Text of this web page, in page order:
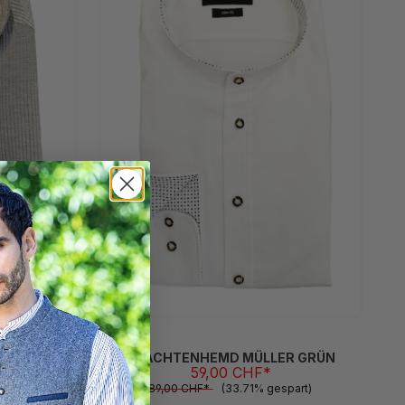
OLIV TRACHTENHEMD MÜLLER GRÜN
59,00 CHF*
89,00 CHF* (33.71% gespart)